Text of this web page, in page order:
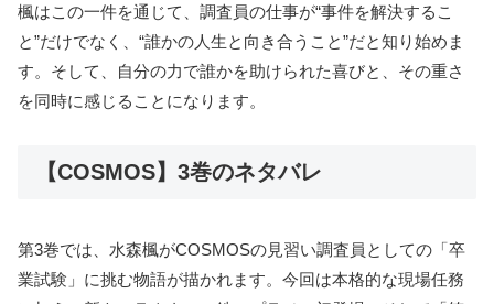
楓はこの一件を通じて、調査員の仕事が“事件を解決するこ
と”だけでなく、“誰かの人生と向き合うこと”だと知り始めま
す。そして、自分の力で誰かを助けられた喜びと、その重さ
を同時に感じることになります。
【COSMOS】3巻のネタバレ
第3巻では、水森楓がCOSMOSの見習い調査員としての「卒
業試験」に挑む物語が描かれます。今回は本格的な現場任務